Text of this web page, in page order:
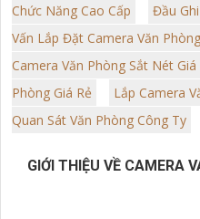
Chức Năng Cao Cấp
Đầu
Vấn Lắp Đặt Camera Văn
Camera Văn Phòng Sắt Nét Giá
Phòng Giá Rẻ
Lắp Camera
Quan Sát Văn Phòng Công Ty
GIỚI THIỆU VỀ CAMERA